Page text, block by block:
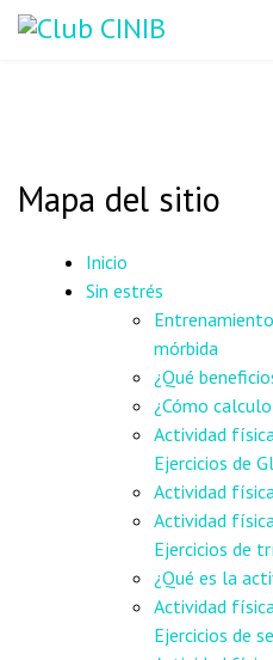
Mapa del sitio
Inicio
Sin estrés
mórbida
¿Qué
¿Cómo
Actividad
Ejercicios de
Actividad
Actividad
Ejercicios de
¿Qué es la
Actividad
Ejercicios de